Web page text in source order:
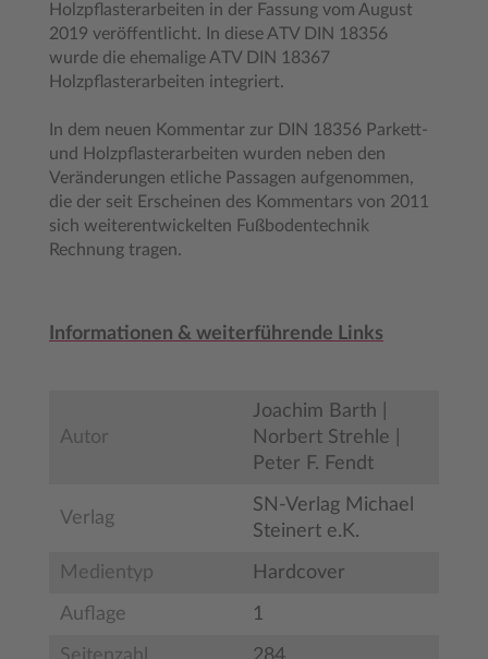
Holzpflasterarbeiten in der Fassung vom August
2019 veröffentlicht. In diese ATV DIN 18356
wurde die ehemalige ATV DIN 18367
Holzpflasterarbeiten integriert.
In dem neuen Kommentar zur DIN 18356 Parkett-
und Holzpflasterarbeiten wurden neben den
Veränderungen etliche Passagen aufgenommen,
die der seit Erscheinen des Kommentars von 2011
sich weiterentwickelten Fußbodentechnik
Rechnung tragen.
Informationen & weiterführende Links
Autor
Joachim Barth |
Norbert Strehle |
Peter F. Fendt
Verlag
SN-Verlag Michael
Steinert e.K.
Medientyp Hardcover
Auflage 1